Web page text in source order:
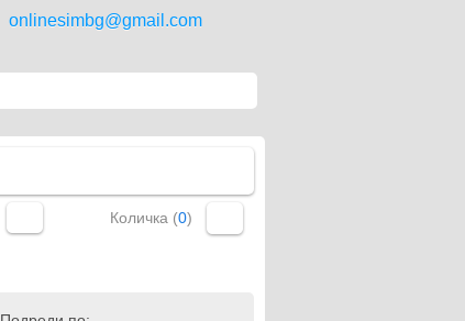
onlinesimbg@gmail.com
Количка (0)